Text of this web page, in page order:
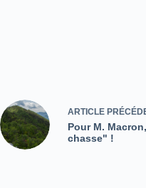
ARTICLE
Pour M.
chasse" !